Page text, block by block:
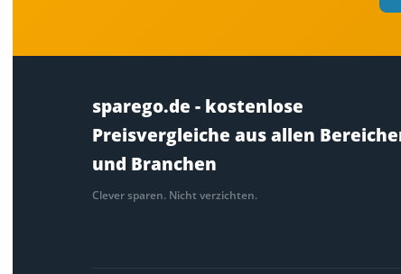
sparego.de - kostenlose
Preisvergleiche aus allen
und Branchen
Clever sparen. Nicht verzichten.